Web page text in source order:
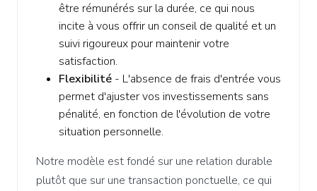
être rémunérés sur la durée, ce qui nous
incite à vous offrir un conseil de qualité et un
suivi rigoureux pour maintenir votre
satisfaction.
Flexibilité - L'absence de frais d'entrée vous
permet d'ajuster vos investissements sans
pénalité, en fonction de l'évolution de votre
situation personnelle.
Notre modèle est fondé sur une relation durable
plutôt que sur une transaction ponctuelle, ce qui